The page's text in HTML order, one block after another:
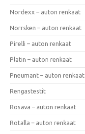
Nordexx – auton renkaat
Norrsken – auton renkaat
Pirelli – auton renkaat
Platin – auton renkaat
Pneumant – auton renkaat
Rengastestit
Rosava – auton renkaat
Rotalla – auton renkaat